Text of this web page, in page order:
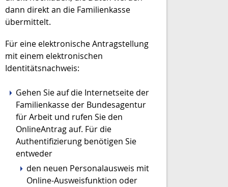
dann direkt an die Familienkasse
übermittelt.
Für eine elektronische Antragstellung
mit einem elektronischen
Identitätsnachweis:
Gehen Sie auf die Internetseite der
Familienkasse der Bundesagentur
für Arbeit und rufen Sie den
OnlineAntrag auf. Für die
Authentifizierung benötigen Sie
entweder
den neuen Personalausweis mit
Online-Ausweisfunktion oder